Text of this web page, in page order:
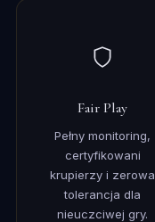
Fair Play
Pełny monitoring,
certyfikowani
krupierzy i zerowa
tolerancja dla
nieuczciwej gry.